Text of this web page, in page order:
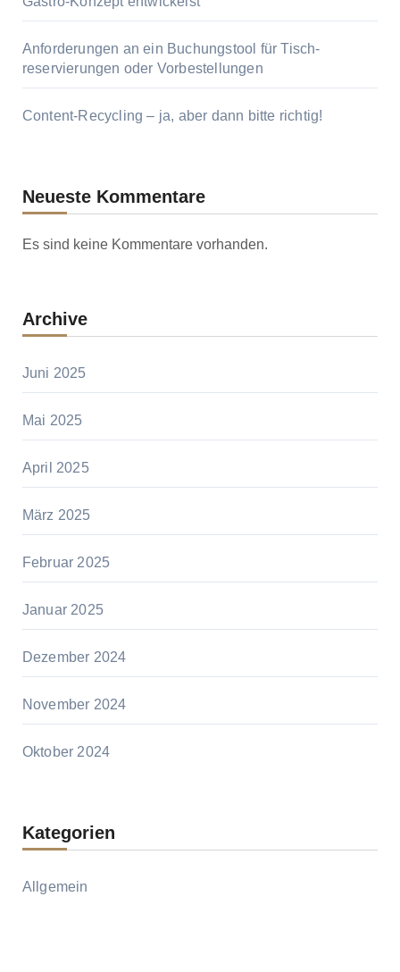
Anforderungen an ein Buchungstool für Tisch­
reservierungen oder Vor­bestellungen
Content‑Recycling – ja, aber dann bitte richtig!
Neueste Kommentare
Es sind keine Kommentare vorhanden.
Archive
Juni 2025
Mai 2025
April 2025
März 2025
Februar 2025
Januar 2025
Dezember 2024
November 2024
Oktober 2024
Kategorien
Allgemein